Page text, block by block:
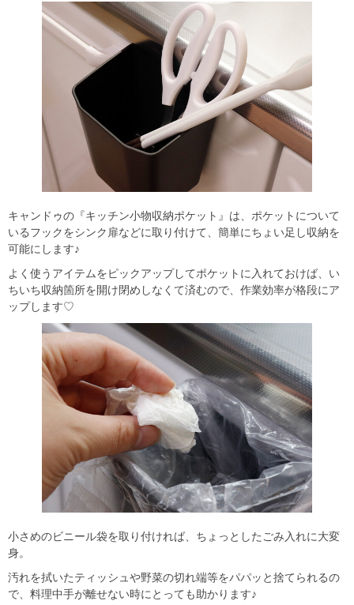
キャンドゥの『キッチン小物収納ポケット』は、ポケットについて
いるフックをシンク扉などに取り付けて、簡単にちょい足し収納を
可能にします♪
よく使うアイテムをピックアップしてポケットに入れておけば、い
ちいち収納箇所を開け閉めしなくて済むので、作業効率が格段にア
ップします♡
小さめのビニール袋を取り付ければ、ちょっとしたごみ入れに大変
身。
汚れを拭いたティッシュや野菜の切れ端等をパパッと捨てられるの
で、料理中手が離せない時にとっても助かります♪